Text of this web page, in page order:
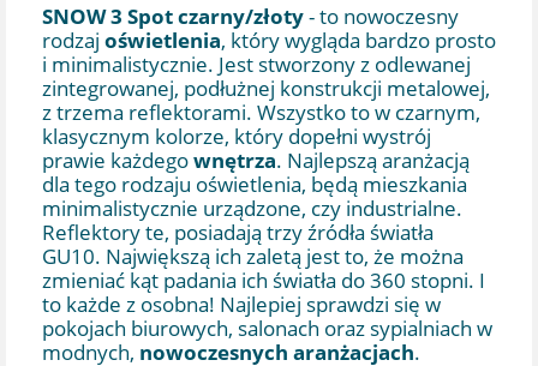
SNOW 3 Spot czarny/złoty- to nowoczesny
rodzaj oświetlenia, który wygląda bardzo prosto
i minimalistycznie. Jest stworzony z odlewanej
zintegrowanej, podłużnej konstrukcji metalowej,
z trzema reflektorami. Wszystko to w czarnym,
klasycznym kolorze, który dopełni wystrój
prawie każdegownętrza. Najlepszą aranżacją
dla tego rodzaju oświetlenia, będą mieszkania
minimalistycznie urządzone, czy industrialne.
Reflektory te, posiadają trzy źródła światła
GU10. Największą ich zaletą jest to, że można
zmieniać kąt padania ich światła do 360 stopni. I
to każde z osobna! Najlepiej sprawdzi się w
pokojach biurowych, salonach oraz sypialniach w
modnych, nowoczesnych aranżacjach.